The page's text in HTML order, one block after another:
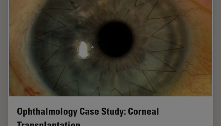
Ophthalmology Case Study: Corneal